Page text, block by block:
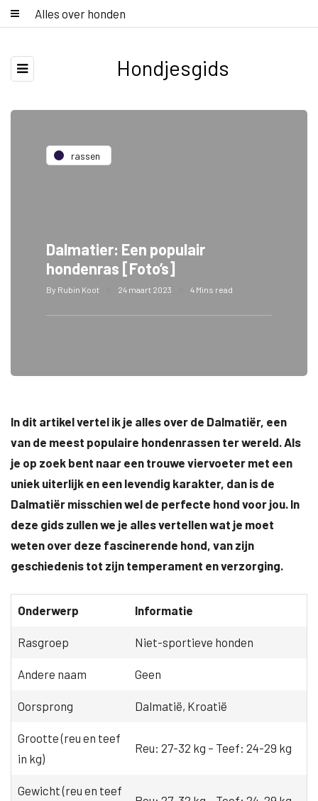
Alles over honden
Hondjesgids
rassen
Dalmatier: Een populair
hondenras [Foto’s]
By Rubin Koot 24 maart 2023 4 Mins read
In dit artikel vertel ik je alles over de Dalmatiër, een
van de meest populaire hondenrassen ter wereld. Als
je op zoek bent naar een trouwe viervoeter met een
uniek uiterlijk en een levendig karakter, dan is de
Dalmatiër misschien wel de perfecte hond voor jou. In
deze gids zullen we je alles vertellen wat je moet
weten over deze fascinerende hond, van zijn
geschiedenis tot zijn temperament en verzorging.
Onderwerp Informatie
Rasgroep Niet-sportieve honden
Andere naam Geen
Oorsprong Dalmatië, Kroatië
Grootte (reu en teef
in kg)
Reu: 27-32 kg – Teef: 24-29 kg
Gewicht (reu en teef